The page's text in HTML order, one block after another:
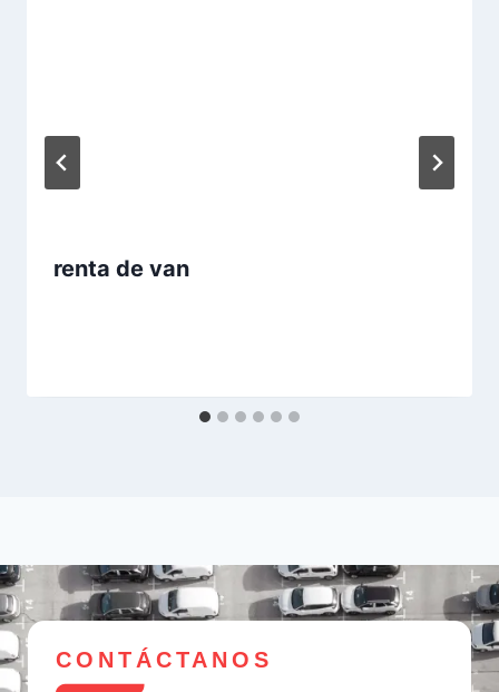
renta de van
CONTÁCTANOS